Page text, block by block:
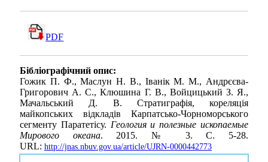
PDF
Бібліографічний опис:
Гожик П. Ф., Маслун Н. В., Іванік М. М., Андрєєва-
Григорович А. С., Клюшина Г. В., Войцицький З. Я.,
Мачальський Д. В. Стратиграфія, кореляція
майкопських відкладів Карпатсько-Чорноморського
сегменту Паратетісу. Геология и полезные ископаемые
Мирового океана. 2015. № 3. С. 5-28.
URL: http://jnas.nbuv.gov.ua/article/UJRN-0000442773